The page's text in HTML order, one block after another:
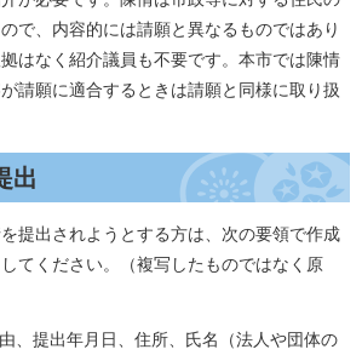
で、内容的には請願と異なるものではあり
はなく紹介議員も不要です。本市では陳情
請願に適合するときは請願と同様に取り扱
出
提出されようとする方は、次の要領で作成
てください。（複写したものではなく原
、提出年月日、住所、氏名（法人や団体の